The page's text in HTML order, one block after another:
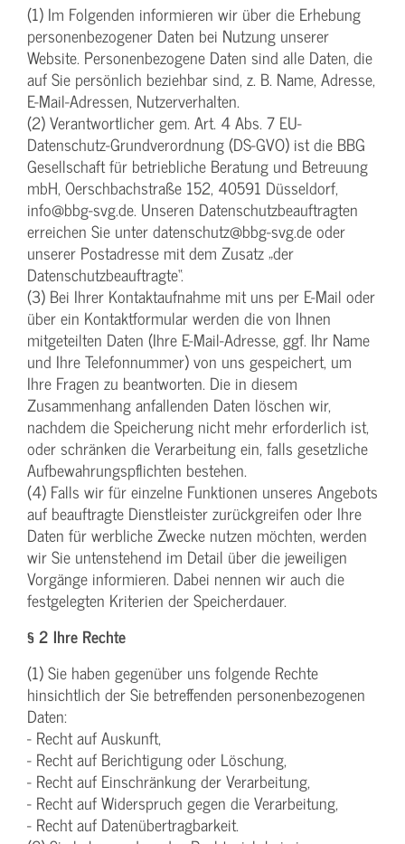
(1) Im Folgenden informieren wir über die Erhebung
personenbezogener Daten bei Nutzung unserer
Website. Personenbezogene Daten sind alle Daten, die
auf Sie persönlich beziehbar sind, z. B. Name, Adresse,
E-Mail-Adressen, Nutzerverhalten.
(2) Verantwortlicher gem. Art. 4 Abs. 7 EU-
Datenschutz-Grundverordnung (DS-GVO) ist die BBG
Gesellschaft für betriebliche Beratung und Betreuung
mbH, Oerschbachstraße 152, 40591 Düsseldorf,
info@bbg-svg.de. Unseren Datenschutzbeauftragten
erreichen Sie unter datenschutz@bbg-svg.de oder
unserer Postadresse mit dem Zusatz „der
Datenschutzbeauftragte“.
(3) Bei Ihrer Kontaktaufnahme mit uns per E-Mail oder
über ein Kontaktformular werden die von Ihnen
mitgeteilten Daten (Ihre E-Mail-Adresse, ggf. Ihr Name
und Ihre Telefonnummer) von uns gespeichert, um
Ihre Fragen zu beantworten. Die in diesem
Zusammenhang anfallenden Daten löschen wir,
nachdem die Speicherung nicht mehr erforderlich ist,
oder schränken die Verarbeitung ein, falls gesetzliche
Aufbewahrungspflichten bestehen.
(4) Falls wir für einzelne Funktionen unseres Angebots
auf beauftragte Dienstleister zurückgreifen oder Ihre
Daten für werbliche Zwecke nutzen möchten, werden
wir Sie untenstehend im Detail über die jeweiligen
Vorgänge informieren. Dabei nennen wir auch die
festgelegten Kriterien der Speicherdauer.
§ 2 Ihre Rechte
(1) Sie haben gegenüber uns folgende Rechte
hinsichtlich der Sie betreffenden personenbezogenen
Daten:
- Recht auf Auskunft,
- Recht auf Berichtigung oder Löschung,
- Recht auf Einschränkung der Verarbeitung,
- Recht auf Widerspruch gegen die Verarbeitung,
- Recht auf Datenübertragbarkeit.